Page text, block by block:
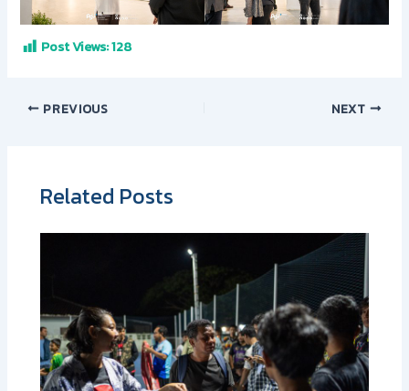
Post Views:128
PREVIOUS NEXT
Related Posts